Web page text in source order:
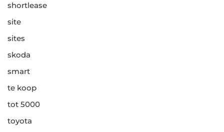
shortlease
site
sites
skoda
smart
te koop
tot 5000
toyota